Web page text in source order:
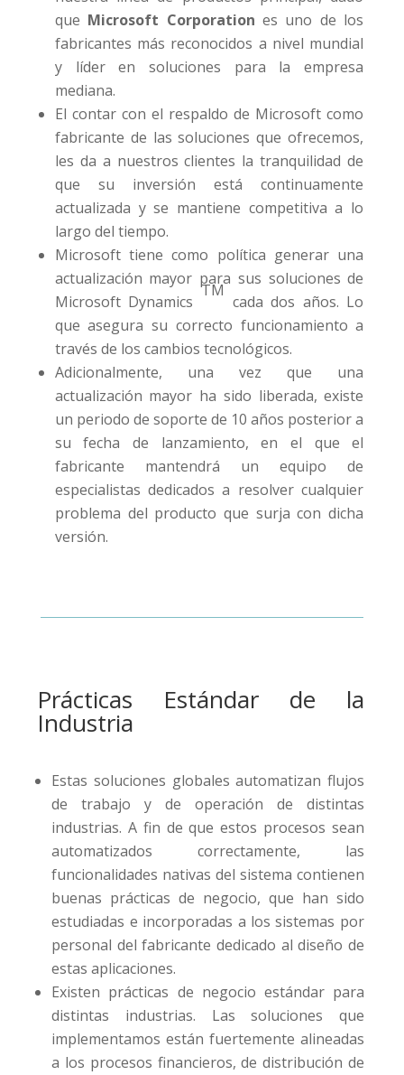
que Microsoft Corporation es uno de los
fabricantes más reconocidos a nivel mundial
y líder en soluciones para la empresa
mediana.
El contar con el respaldo de Microsoft como
fabricante de las soluciones que ofrecemos,
les da a nuestros clientes la tranquilidad de
que su inversión está continuamente
actualizada y se mantiene competitiva a lo
largo del tiempo.
Microsoft tiene como política generar una
actualización mayor para sus soluciones de
Microsoft Dynamics
TM
cada dos años. Lo
que asegura su correcto funcionamiento a
través de los cambios tecnológicos.
Adicionalmente, una vez que una
actualización mayor ha sido liberada, existe
un periodo de soporte de 10 años posterior a
su fecha de lanzamiento, en el que el
fabricante mantendrá un equipo de
especialistas dedicados a resolver cualquier
problema del producto que surja con dicha
versión.
Prácticas Estándar de la
Industria
Estas soluciones globales automatizan flujos
de trabajo y de operación de distintas
industrias. A fin de que estos procesos sean
automatizados correctamente, las
funcionalidades nativas del sistema contienen
buenas prácticas de negocio, que han sido
estudiadas e incorporadas a los sistemas por
personal del fabricante dedicado al diseño de
estas aplicaciones.
Existen prácticas de negocio estándar para
distintas industrias. Las soluciones que
implementamos están fuertemente alineadas
a los procesos financieros, de distribución de